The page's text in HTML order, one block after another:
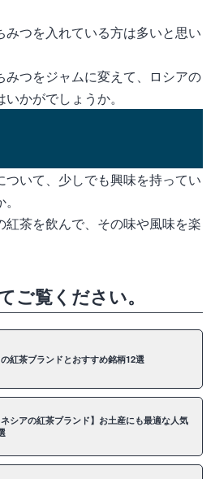
つを入れている方は多いと思い
みつをジャムに変えて、ロシアの
かがでしょうか。
ついて、少しでも興味を持ってい
茶を飲んで、その味や風味を楽
ご覧ください。
紅茶ブランドとおすすめ銘柄12選
ネシアの紅茶ブランド】お土産にも最適な人気